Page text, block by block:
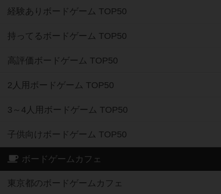
経験ありボードゲーム TOP50
持ってるボードゲーム TOP50
高評価ボードゲーム TOP50
2人用ボードゲーム TOP50
3～4人用ボードゲーム TOP50
子供向けボードゲーム TOP50
ボードゲームカフェ
東京都のボードゲームカフェ